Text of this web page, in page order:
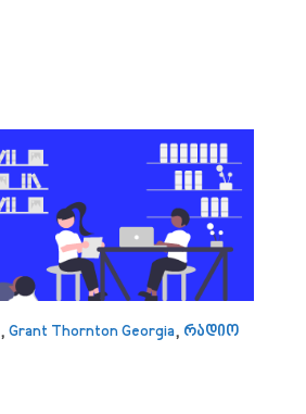
, Grant Thornton Georgia, რადიო